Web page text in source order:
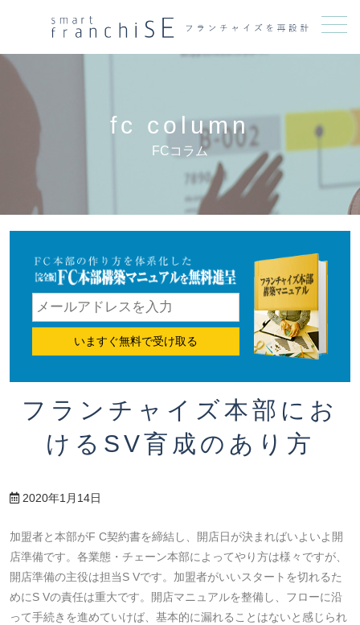
メニュー
fc column
FCコラム
いますぐ無料で受け取る
フランチャイズ本部にお
けるSV育成のあり方
2020年1月14日
加盟者と本部がF C契約書を締結し、開店日が決まればいよいよ開
店準備です。各業態・チェーン本部によってやり方は様々ですが、
開店準備の主役は担当S Vです。加盟者がいいスタートを切れるた
めにS Vの責任は重大です。開店マニュアルを整備し、フローに沿
って手続きを進めていけば、基本的に漏れることはないと感じられ